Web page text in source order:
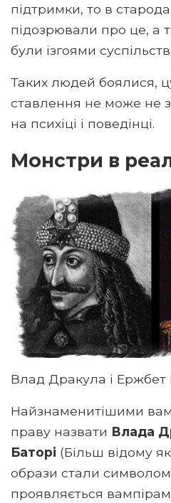
підтримки, то в
підозрювали про це, а
були ізгоями
Таких людей боялися,
ставлення не може не
на психіці і поведінці.
Монстри в
Влад Дракула і Ержбет
Найзнаменитішими
праву назвати Влада
Баторі (Більш відому
образи стали
проявляється